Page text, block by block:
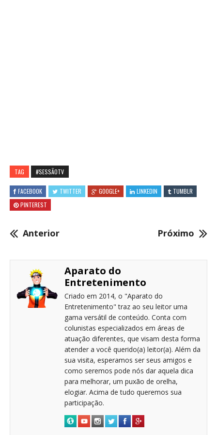
TAG #SESSÃOTV
FACEBOOK TWITTER GOOGLE+ LINKEDIN
TUMBLR
PINTEREST
Anterior Próximo
Aparato do
Entretenimento
Criado em 2014, o "Aparato do
Entretenimento" traz ao seu leitor uma
gama versátil de conteúdo. Conta com
colunistas especializados em áreas de
atuação diferentes, que visam desta forma
atender a você querido(a) leitor(a). Além da
sua visita, esperamos ser seus amigos e
como seremos pode nós dar aquela dica
para melhorar, um puxão de orelha,
elogiar. Acima de tudo queremos sua
participação.